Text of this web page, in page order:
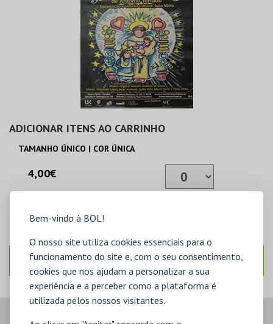
Bem-vindo à BOL!
O nosso site utiliza cookies essenciais para o
funcionamento do site e, com o seu consentimento,
cookies que nos ajudam a personalizar a sua
experiência e a perceber como a plataforma é
utilizada pelos nossos visitantes.
ADICIONAR ITENS AO CARRINHO
TAMANHO ÚNICO | COR ÚNICA
4,00€
ADICIONAR
ANTERIOR SEGUINTE